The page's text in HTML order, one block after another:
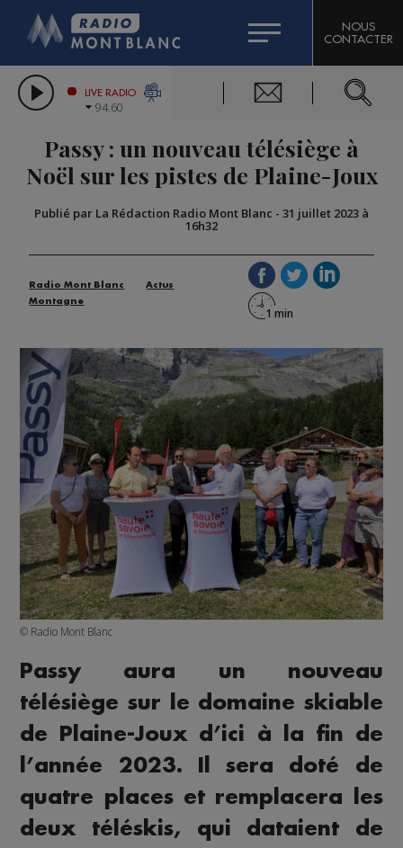
LES CHRONIQUES DE L'EXPERT
CITIZEN MACHINERY
GRAND MASSIF DOMAINES SKIABLES
BIGARD
COMPAGNIE DU MONT-BLANC
NOUS
CONTACTER
LIVE RADIO
94.60
Passy : un nouveau télésiège à
Noël sur les pistes de Plaine-Joux
Publié par La Rédaction Radio Mont Blanc - 31 juillet 2023 à
16h32
Radio Mont Blanc
Actus
Montagne
© Radio Mont Blanc
Passy aura un nouveau
télésiège sur le domaine skiable
de Plaine-Joux d’ici à la fin de
l’année 2023. Il sera doté de
quatre places et remplacera les
deux téléskis, qui dataient de